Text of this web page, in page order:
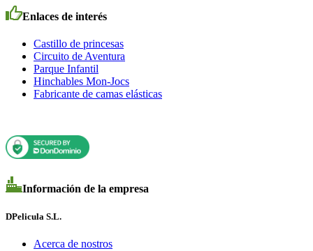
Enlaces de interés
Castillo de princesas
Circuito de Aventura
Parque Infantil
Hinchables Mon-Jocs
Fabricante de camas elásticas
Información de la empresa
DPelicula S.L.
Acerca de nostros